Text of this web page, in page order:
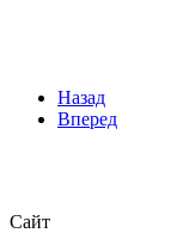
Назад
Вперед
Сайт